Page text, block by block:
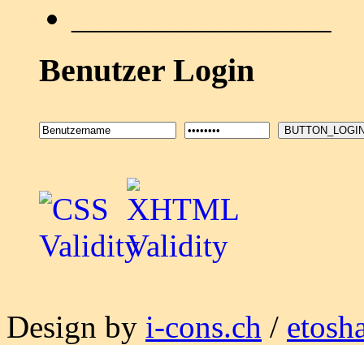
Benutzer Login
Design by i-cons.ch /